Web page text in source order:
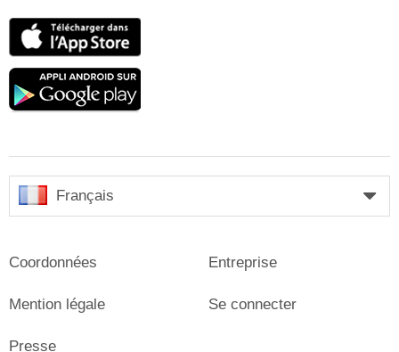
Google
Français
Coordonnées
Mention légale
Presse
Entreprise
Se connecter